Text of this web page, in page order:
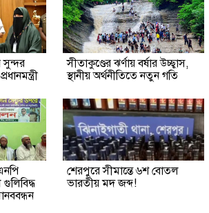
সুন্দর
সীতাকুণ্ডের ঝর্ণায় বর্ষার উচ্ছ্বাস,
স্থানীয় অর্থনীতিতে নতুন গতি
শেরপুরে সীমান্তে ৬শ বোতল
ভারতীয় মদ জব্দ!